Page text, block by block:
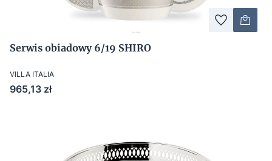
Serwis obiadowy 6/19 SHIRO
VILLA ITALIA
Cena
965,13 zł